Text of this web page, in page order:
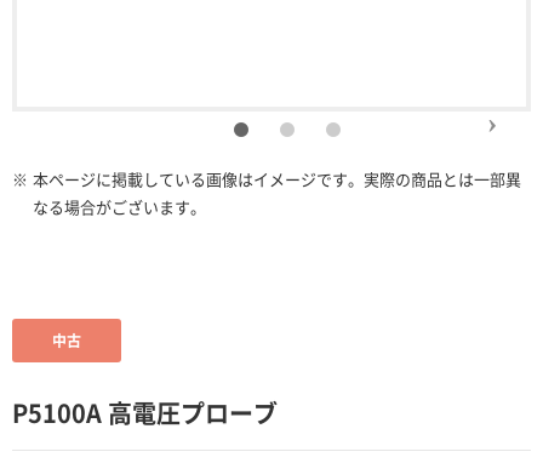
※ 本ページに掲載している画像はイメージです。実際の商品とは一部異
なる場合がございます。
P5100A 高電圧プローブ